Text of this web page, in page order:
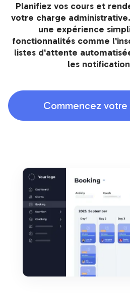
Planifiez vos cours et
votre charge
une expérience
fonctionnalités comme
listes d'attente
les
Commencez votre